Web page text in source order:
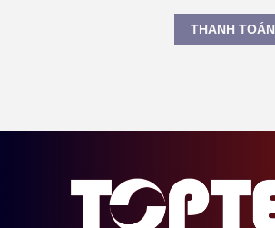
THANH TOÁN